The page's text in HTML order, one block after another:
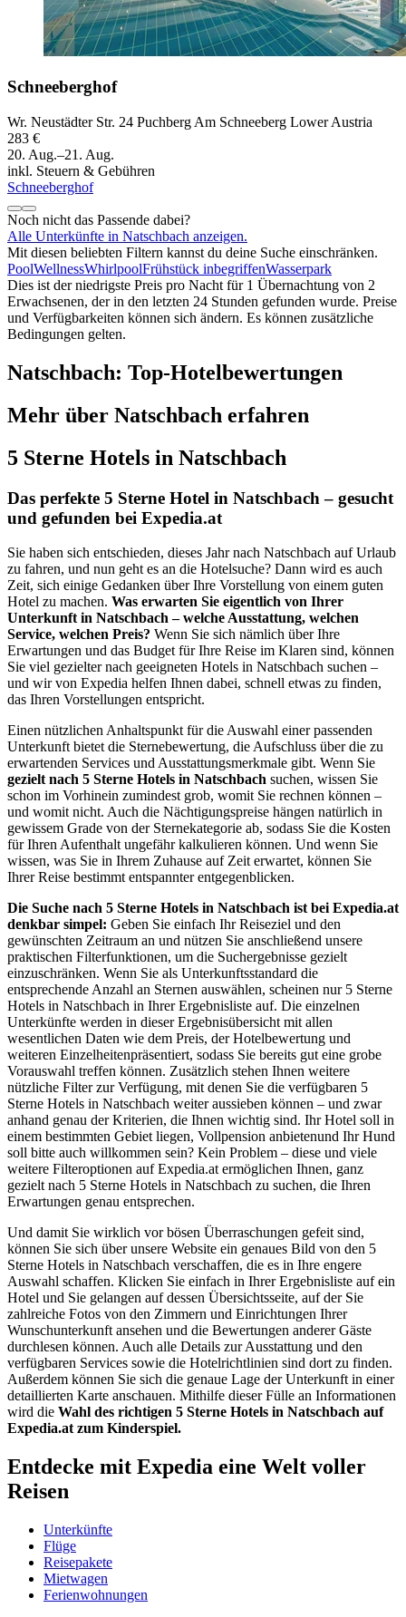
Schneeberghof
Wr. Neustädter Str. 24 Puchberg Am Schneeberg Lower Austria
283 €
20. Aug.–21. Aug.
inkl. Steuern & Gebühren
Schneeberghof
Noch nicht das Passende dabei?
Alle Unterkünfte in Natschbach anzeigen.
Mit diesen beliebten Filtern kannst du deine Suche einschränken.
PoolWellnessWhirlpoolFrühstück inbegriffenWasserpark
Dies ist der niedrigste Preis pro Nacht für 1 Übernachtung von 2
Erwachsenen, der in den letzten 24 Stunden gefunden wurde. Preise
und Verfügbarkeiten können sich ändern. Es können zusätzliche
Bedingungen gelten.
Natschbach: Top-Hotelbewertungen
Mehr über Natschbach erfahren
5 Sterne Hotels in Natschbach
Das perfekte 5 Sterne Hotel in Natschbach – gesucht
und gefunden bei Expedia.at
Sie haben sich entschieden, dieses Jahr nach Natschbach auf Urlaub
zu fahren, und nun geht es an die Hotelsuche? Dann wird es auch
Zeit, sich einige Gedanken über Ihre Vorstellung von einem guten
Hotel zu machen. Was erwarten Sie eigentlich von Ihrer
Unterkunft in Natschbach – welche Ausstattung, welchen
Service, welchen Preis? Wenn Sie sich nämlich über Ihre
Erwartungen und das Budget für Ihre Reise im Klaren sind, können
Sie viel gezielter nach geeigneten Hotels in Natschbach suchen –
und wir von Expedia helfen Ihnen dabei, schnell etwas zu finden,
das Ihren Vorstellungen entspricht.
Einen nützlichen Anhaltspunkt für die Auswahl einer passenden
Unterkunft bietet die Sternebewertung, die Aufschluss über die zu
erwartenden Services und Ausstattungsmerkmale gibt. Wenn Sie
gezielt nach 5 Sterne Hotels in Natschbach suchen, wissen Sie
schon im Vorhinein zumindest grob, womit Sie rechnen können –
und womit nicht. Auch die Nächtigungspreise hängen natürlich in
gewissem Grade von der Sternekategorie ab, sodass Sie die Kosten
für Ihren Aufenthalt ungefähr kalkulieren können. Und wenn Sie
wissen, was Sie in Ihrem Zuhause auf Zeit erwartet, können Sie
Ihrer Reise bestimmt entspannter entgegenblicken.
Die Suche nach 5 Sterne Hotels in Natschbach ist bei Expedia.at
denkbar simpel: Geben Sie einfach Ihr Reiseziel und den
gewünschten Zeitraum an und nützen Sie anschließend unsere
praktischen Filterfunktionen, um die Suchergebnisse gezielt
einzuschränken. Wenn Sie als Unterkunftsstandard die
entsprechende Anzahl an Sternen auswählen, scheinen nur 5 Sterne
Hotels in Natschbach in Ihrer Ergebnisliste auf. Die einzelnen
Unterkünfte werden in dieser Ergebnisübersicht mit allen
wesentlichen Daten wie dem Preis, der Hotelbewertung und
weiteren Einzelheitenpräsentiert, sodass Sie bereits gut eine grobe
Vorauswahl treffen können. Zusätzlich stehen Ihnen weitere
nützliche Filter zur Verfügung, mit denen Sie die verfügbaren 5
Sterne Hotels in Natschbach weiter aussieben können – und zwar
anhand genau der Kriterien, die Ihnen wichtig sind. Ihr Hotel soll in
einem bestimmten Gebiet liegen, Vollpension anbietenund Ihr Hund
soll bitte auch willkommen sein? Kein Problem – diese und viele
weitere Filteroptionen auf Expedia.at ermöglichen Ihnen, ganz
gezielt nach 5 Sterne Hotels in Natschbach zu suchen, die Ihren
Erwartungen genau entsprechen.
Und damit Sie wirklich vor bösen Überraschungen gefeit sind,
können Sie sich über unsere Website ein genaues Bild von den 5
Sterne Hotels in Natschbach verschaffen, die es in Ihre engere
Auswahl schaffen. Klicken Sie einfach in Ihrer Ergebnisliste auf ein
Hotel und Sie gelangen auf dessen Übersichtsseite, auf der Sie
zahlreiche Fotos von den Zimmern und Einrichtungen Ihrer
Wunschunterkunft ansehen und die Bewertungen anderer Gäste
durchlesen können. Auch alle Details zur Ausstattung und den
verfügbaren Services sowie die Hotelrichtlinien sind dort zu finden.
Außerdem können Sie sich die genaue Lage der Unterkunft in einer
detaillierten Karte anschauen. Mithilfe dieser Fülle an Informationen
wird die Wahl des richtigen 5 Sterne Hotels in Natschbach auf
Expedia.at zum Kinderspiel.
Entdecke mit Expedia eine Welt voller
Reisen
Unterkünfte
Flüge
Reisepakete
Mietwagen
Ferienwohnungen